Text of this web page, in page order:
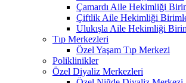
Çamardı Aile Hekimliği
Çiftlik Aile Hekimliği
Ulukışla Aile Hekimliği
Tıp Merkezleri
Özel Yaşam Tıp Merkezi
Poliklinikler
Özel Diyaliz Merkezleri